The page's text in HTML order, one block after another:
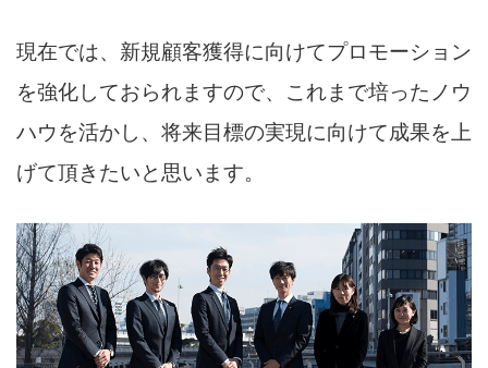
現在では、新規顧客獲得に向けてプロモーション
を強化しておられますので、これまで培ったノウ
ハウを活かし、将来目標の実現に向けて成果を上
げて頂きたいと思います。